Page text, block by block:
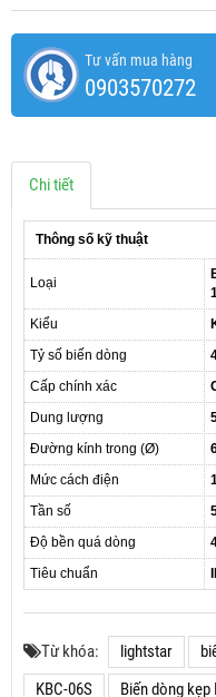
Tư vấn mua hàng
0903570272
Chi tiết
Thông số kỹ thuật
Loại
Kiểu
Tỷ số biến dòng
Cấp chính xác
Dung lượng
Đường kính trong (Ø)
Mức cách điện
Tần số
Độ bền quá dòng
Tiêu chuẩn
Từ khóa: lightstar
KBC-06S
Biến dòng kẹp